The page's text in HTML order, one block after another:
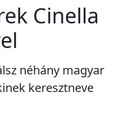
Cinella
néhány magyar
keresztneve